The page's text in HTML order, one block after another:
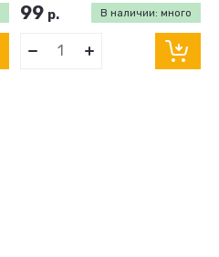
В наличии: много
99 р.